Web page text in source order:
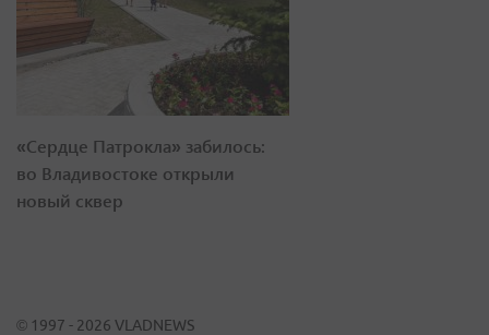
«Сердце Патрокла» забилось:
во Владивостоке открыли
новый сквер
© 1997 - 2026 VLADNEWS